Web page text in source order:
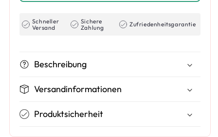
Schneller
Versand
Sichere
Zahlung
Zufriedenheitsgarantie
Beschreibung
Versandinformationen
Produktsicherheit